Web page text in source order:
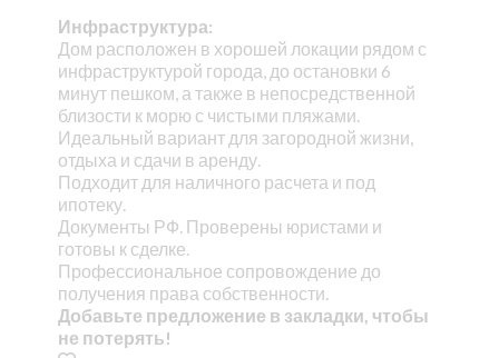
Инфраструктура:
Дом расположен в хорошей локации рядом с
инфраструктурой города, до остановки 6
минут пешком, а также в непосредственной
близости к морю с чистыми пляжами.
Идеальный вариант для загородной жизни,
отдыха и сдачи в аренду.
Подходит для наличного расчета и под
ипотеку.
Документы РФ. Проверены юристами и
готовы к сделке.
Профессиональное сопровождение до
получения права собственности.
Добавьте предложение в закладки, чтобы
не потерять!